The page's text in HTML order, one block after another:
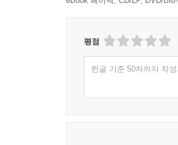
평점
한글 기준 50자까지 작성